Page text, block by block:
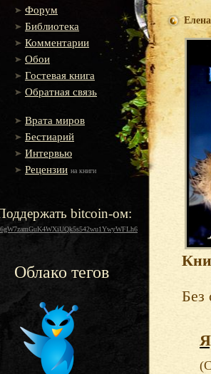
Форум
Библиотека
Комментарии
Обои
Гостевая книга
Обратная связь
Врата миров
Бестиарий
Интервью
Рецензии на книги
bitcoin-ом:
Облако тегов
Без